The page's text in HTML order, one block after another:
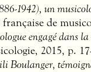
1942), un
de
engagé dans
2015, p.
Boulanger,